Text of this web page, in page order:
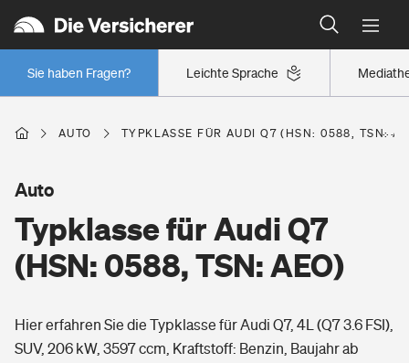
Leichte Sprache
Sie haben Fragen?
Wer versichert was: Jetzt Versicherer finden
Regionalklassen: So ist Ihre Region eingestuft
Wer versichert was: Jetzt Versicherer finden
Berufsunfähigkeitsversicherung
Erwerbsunfähigkeitsversicherung
Grundfähigkeitsversicherung
Wohnen
Freizeit
AUTO TYPKLASSE FÜR AUDI Q7 (HSN: 0588, TSN:
Typklasse für Audi Q7
(HSN: 0588, TSN: AEO)
Auto
Hier erfahren Sie die Typklasse für Audi Q7, 4L (Q7 3.6 FSI),
SUV, 206 kW, 3597 ccm, Kraftstoff: Benzin, Baujahr ab